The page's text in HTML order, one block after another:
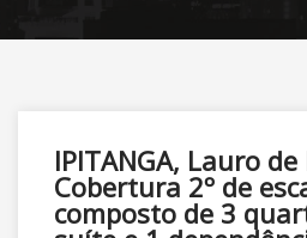
IPITANGA, Lauro
Cobertura 2º de
composto de 3